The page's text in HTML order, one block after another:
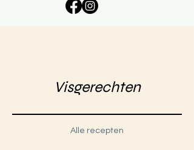
Visgerechten
Alle recepten